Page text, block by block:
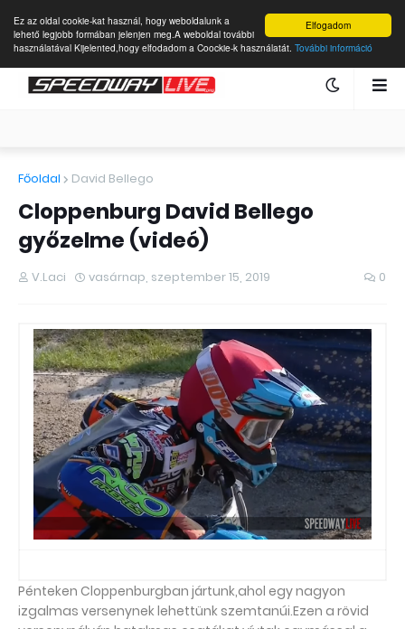
Elfogadom
Ez az oldal cookie-kat használ, hogy weboldalunk a
lehető legjobb formában jelenjen meg.A weboldal további
használatával Kijelented,hogy elfodadom a Coockie-k használatát. További információ
Főoldal David Bellego
Cloppenburg David Bellego
győzelme (videó)
V.Laci vasárnap, szeptember 15, 2019 0
Pénteken Cloppenburgban jártunk,ahol egy nagyon
izgalmas versenynek lehettünk szemtanúi.Ezen a rövid